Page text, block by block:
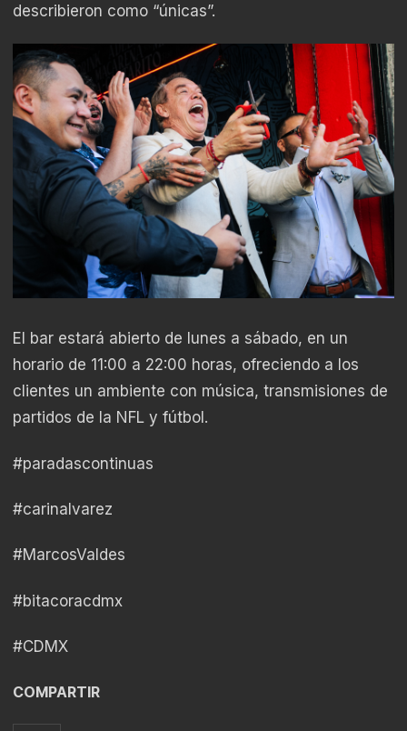
describieron como “únicas”.
El bar estará abierto de lunes a sábado, en un
horario de 11:00 a 22:00 horas, ofreciendo a los
clientes un ambiente con música, transmisiones de
partidos de la NFL y fútbol.
#paradascontinuas
#carinalvarez
#MarcosValdes
#bitacoracdmx
#CDMX
COMPARTIR